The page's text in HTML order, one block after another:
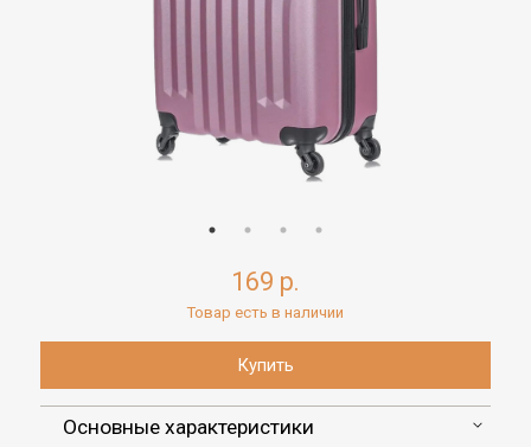
169 р.
Товар есть в наличии
Основные характеристики